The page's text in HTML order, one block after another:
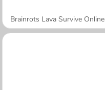
Brainrots Lava Survive Online